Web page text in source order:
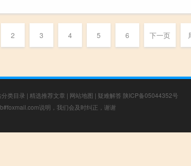
2 3 4 5 6 下一页
分类目录 | 精选推荐文章 | 网站地图 | 疑难解答 陕ICP备05044352号
说明，我们会及时纠正，谢谢